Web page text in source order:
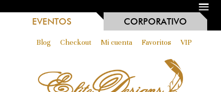
MENU
EVENTOS
CORPORATIVO
Blog Checkout Mi cuenta Favoritos VIP